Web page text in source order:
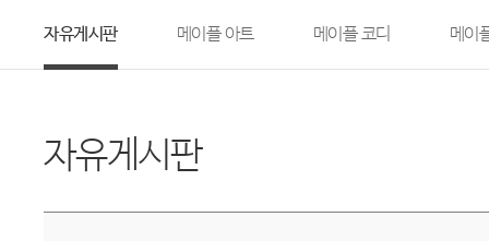
자유게시판 메이플 아트 메이플 코디 메이
자유게시판